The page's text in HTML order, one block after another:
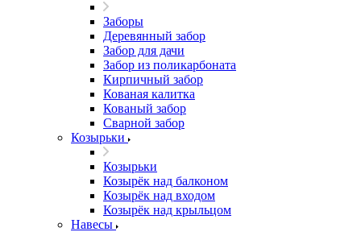
Заборы
Деревянный забор
Забор для дачи
Забор из поликарбоната
Кирпичный забор
Кованая калитка
Кованый забор
Сварной забор
Козырьки
Козырьки
Козырёк над балконом
Козырёк над входом
Козырёк над крыльцом
Навесы